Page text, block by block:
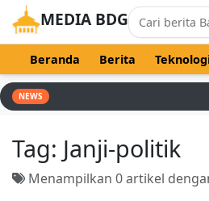
MEDIA BDG
Beranda Berita
NEWS
Tag: Janji-politik
Menampilkan 0 artikel